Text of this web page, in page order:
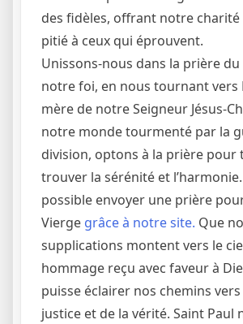
des fidèles, offrant notre
pitié à ceux qui éprouvent.
Unissons-nous dans la prière
notre foi, en nous tournant vers
mère de notre Seigneur Jésus-
notre monde tourmenté par la
division, optons à la prière
trouver la sérénité et
possible envoyer une prière
Vierge grâce à notre site. Que
supplications montent vers le
hommage reçu avec faveur à
puisse éclairer nos chemins vers
justice et de la vérité. Saint Paul